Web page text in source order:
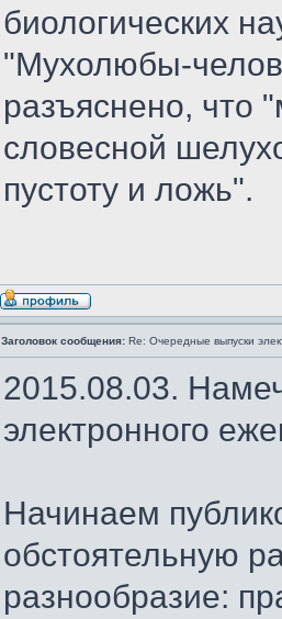
биологических
"Мухолюбы-
разъяснено, что
словесной
пустоту и ложь".
Заголовок сообщения: Re: Очередные выпуски
2015.08.03.
электронного
Начинаем
обстоятельную
разнообразие: